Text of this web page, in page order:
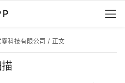
科技有限公司 / 正文